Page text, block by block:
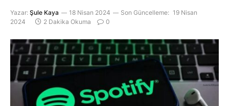
Yazar: Şule Kaya 18 Nisan 2024 Son Güncelleme: 19 Nisan
2024
2 Dakika Okuma 0